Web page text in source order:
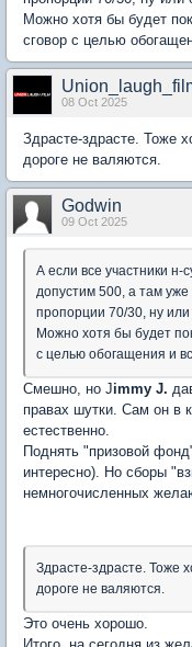
Можно хотя бы будет
сговор с целью
08 Oct 2025
Здрасте-здрасте. Тоже
дороге не валяются.
Godwin
09 Oct 2025
А если все участники н-
допустим 500, а там
пропорции 70/30, ну
Можно хотя бы будет
с целью обогащения и
Смешно, но Jimmy J.
правах шутки. Сам он в
естественно.
Поднять "призовой
интересно). Но сборы
немногочисленных
Здрасте-здрасте. Тоже
дороге не валяются.
Это очень хорошо.